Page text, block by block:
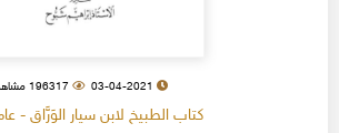
03-04-2021 196317 مشاهدة
كتاب الطبيخ لابن سيار الوَرَّاق - عام 940م